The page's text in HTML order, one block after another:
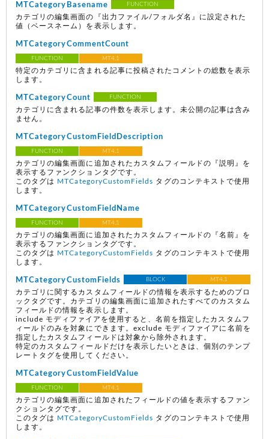
MTCategoryBasename FUNCTION
カテゴリの編集画面の『出力ファイル/フォルダ名』に設定された
値（ベースネーム）を表示します。
MTCategoryCommentCount
FUNCTION MT4.1
特定のカテゴリに含まれる記事に投稿されたコメントの総数を表示
します。
MTCategoryCount FUNCTION
カテゴリに含まれる記事の件数を表示します。未公開の記事は含み
ません。
MTCategoryCustomFieldDescription
FUNCTION MT4.1
カテゴリの編集画面に追加されたカスタムフィールドの『説明』を
表示するファンクションタグです。
このタグは
MTCategoryCustomFields タグのコンテキストで使用
します。
MTCategoryCustomFieldName
FUNCTION MT4.1
カテゴリの編集画面に追加されたカスタムフィールドの『名前』を
表示するファンクションタグです。
このタグは
MTCategoryCustomFields タグのコンテキストで使用
します。
MTCategoryCustomFields BLOCK MT4.1
カテゴリに関するカスタムフィールドの情報を表示するためのブロ
ックタグです。カテゴリの編集画面に追加されたすべてのカスタム
フィールドの情報を表示します。
include モディファイアを使用すると、名前を指定したカスタムフ
ィールドのみを対象にできます。exclude モディファイアに名前を
指定したカスタムフィールドは対象から除外されます。
特定のカスタムフィールドだけを表示したいときは、個別のテンプ
レートタグを使用してください。
MTCategoryCustomFieldValue
FUNCTION MT4.1
カテゴリの編集画面に追加されたフィールドの値を表示するファン
クションタグです。
このタグは
MTCategoryCustomFields タグのコンテキストで使用
します。